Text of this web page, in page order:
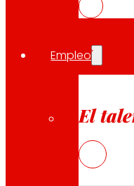
Empleo
El
Igualmente, uno de
los valores con los
Convenios de
Compartir en: